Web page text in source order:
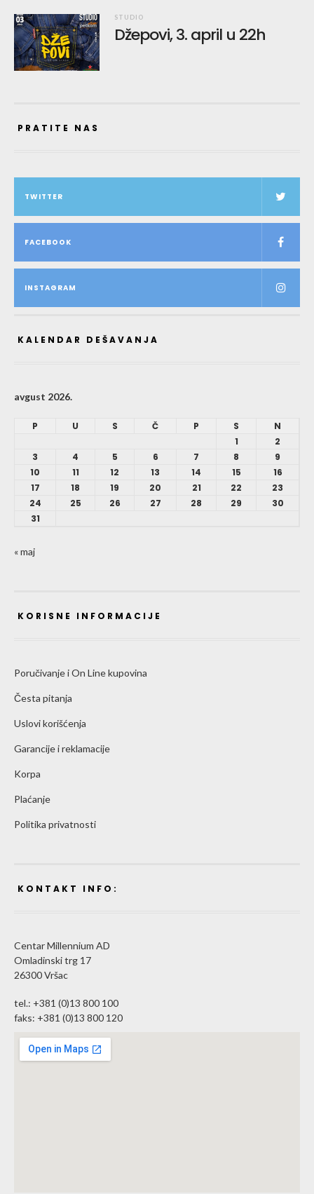
STUDIO
Džepovi, 3. april u 22h
PRATITE NAS
TWITTER
FACEBOOK
INSTAGRAM
KALENDAR DEŠAVANJA
avgust 2026.
P U S Č P S
N
1
2
3
4 5 6 7 8
9
10
11 12 13 14 15
16
17
18 19 20 21 22
23
24
25 26 27 28 29
30
31
« maj
KORISNE INFORMACIJE
Poručivanje i On Line kupovina
Česta pitanja
Uslovi korišćenja
Garancije i reklamacije
Korpa
Plaćanje
Politika privatnosti
KONTAKT INFO:
Centar Millennium AD
Omladinski trg 17
26300 Vršac
tel.: +381 (0)13 800 100
faks: +381 (0)13 800 120